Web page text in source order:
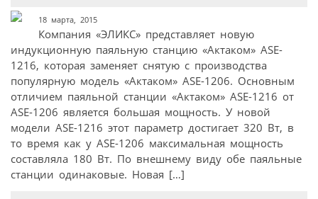
18 марта, 2015
Компания «ЭЛИКС» представляет новую
индукционную паяльную станцию «Актаком» ASE-
1216, которая заменяет снятую с производства
популярную модель «Актаком» ASE-1206. Основным
отличием паяльной станции «Актаком» ASE-1216 от
ASE-1206 является большая мощность. У новой
модели ASE-1216 этот параметр достигает 320 Вт, в
то время как у ASE-1206 максимальная мощность
составляла 180 Вт. По внешнему виду обе паяльные
станции одинаковые. Новая […]